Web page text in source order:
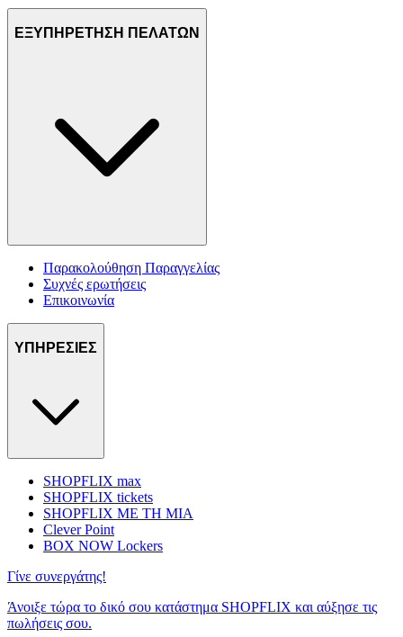
ΕΞΥΠΗΡΕΤΗΣΗ ΠΕΛΑΤΩΝ
Παρακολούθηση Παραγγελίας
Συχνές ερωτήσεις
Επικοινωνία
ΥΠΗΡΕΣΙΕΣ
SHOPFLIX max
SHOPFLIX tickets
SHOPFLIX ΜΕ ΤΗ ΜΙΑ
Clever Point
BOX NOW Lockers
Γίνε συνεργάτης!
Άνοιξε τώρα το δικό σου κατάστημα SHOPFLIX και αύξησε τις
πωλήσεις σου.